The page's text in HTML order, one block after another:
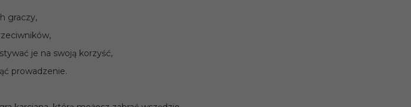
graczy,
je na swoją korzyść,
prowadzenie.